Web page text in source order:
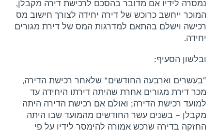
נמסרה לידיו אם מדובר בהסכם לרכישת דירה מקבלן,
המוכר ייחשב כרוכש של דירה יחידה לצורך חישוב מס
רכישה וישלם בהתאם למדרגות המס של דירת מגורים
יחידה.
ובלשון הסעיף:
“בעשרים וארבעה החודשים* שלאחר רכישת הדירה,
מכר דירת מגורים אחרת שהיתה דירתו היחידה עד
למועד רכישת הדירה; ואולם אם רכישת הדירה היתה
מקבלן – בשנים עשר החודשים מהמועד שבו היתה
החזקה בדירה שרכש אמורה להימסר לידיו על פי